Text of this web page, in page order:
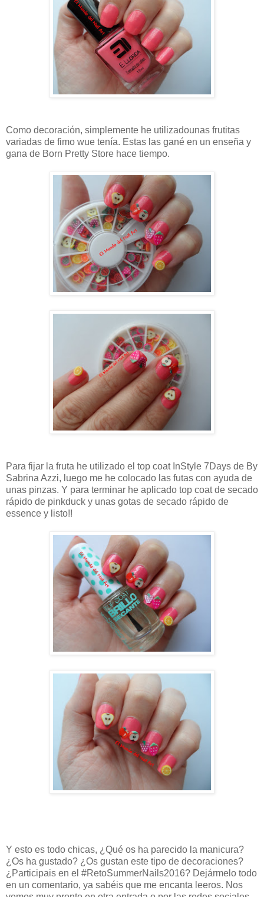
Como decoración, simplemente he utilizadounas frutitas
variadas de fimo wue tenía. Estas las gané en un enseña y
gana de Born Pretty Store hace tiempo.
Para fijar la fruta he utilizado el top coat InStyle 7Days de By
Sabrina Azzi, luego me he colocado las futas con ayuda de
unas pinzas. Y para terminar he aplicado top coat de secado
rápido de pinkduck y unas gotas de secado rápido de
essence y listo!!
Y esto es todo chicas, ¿Qué os ha parecido la manicura?
¿Os ha gustado? ¿Os gustan este tipo de decoraciones?
¿Participais en el #RetoSummerNails2016? Dejármelo todo
en un comentario, ya sabéis que me encanta leeros. Nos